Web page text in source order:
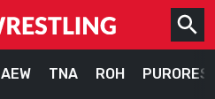
AEW TNA ROH